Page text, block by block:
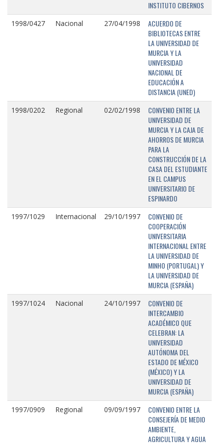
INSTITUTO CIBERNOS
1998/0427 Nacional 27/04/1998
ACUERDO DE
BIBLIOTECAS ENTRE
LA UNIVERSIDAD DE
MURCIA Y LA
UNIVERSIDAD
NACIONAL DE
EDUCACIÓN A
DISTANCIA (UNED)
1998/0202 Regional 02/02/1998
CONVENIO ENTRE LA
UNIVERSIDAD DE
MURCIA Y LA CAJA DE
AHORROS DE MURCIA
PARA LA
CONSTRUCCIÓN DE LA
CASA DEL ESTUDIANTE
EN EL CAMPUS
UNIVERSITARIO DE
ESPINARDO
1997/1029 Internacional 29/10/1997
CONVENIO DE
COOPERACIÓN
UNIVERSITARIA
INTERNACIONAL ENTRE
LA UNIVERSIDAD DE
MINHO (PORTUGAL) Y
LA UNIVERSIDAD DE
MURCIA (ESPAÑA)
1997/1024 Nacional 24/10/1997
CONVENIO DE
INTERCAMBIO
ACADÉMICO QUE
CELEBRAN: LA
UNIVERSIDAD
AUTÓNOMA DEL
ESTADO DE MÉXICO
(MÉXICO) Y LA
UNIVERSIDAD DE
MURCIA (ESPAÑA)
1997/0909 Regional 09/09/1997
CONVENIO ENTRE LA
CONSEJERÍA DE MEDIO
AMBIENTE,
AGRICULTURA Y AGUA